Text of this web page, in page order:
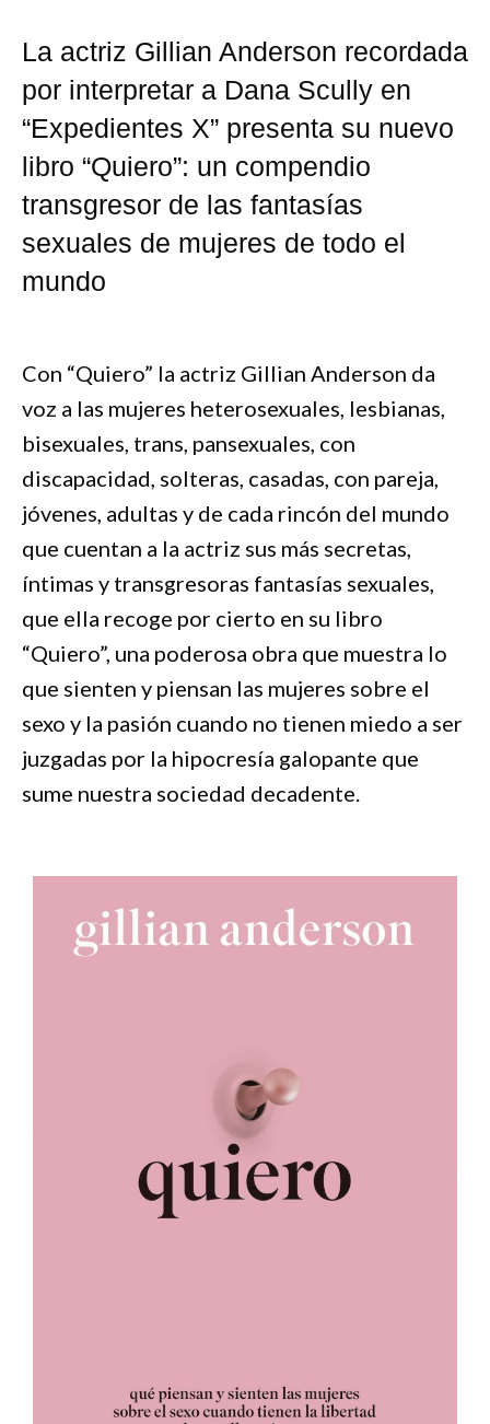
La actriz Gillian Anderson recordada
por interpretar a Dana Scully en
“Expedientes X” presenta su nuevo
libro “Quiero”: un compendio
transgresor de las fantasías
sexuales de mujeres de todo el
mundo
Con “Quiero” la actriz Gillian Anderson da
voz a las mujeres heterosexuales, lesbianas,
bisexuales, trans, pansexuales, con
discapacidad, solteras, casadas, con pareja,
jóvenes, adultas y de cada rincón del mundo
que cuentan a la actriz sus más secretas,
íntimas y transgresoras fantasías sexuales,
que ella recoge por cierto en su libro
“Quiero”, una poderosa obra que muestra lo
que sienten y piensan las mujeres sobre el
sexo y la pasión cuando no tienen miedo a ser
juzgadas por la hipocresía galopante que
sume nuestra sociedad decadente.